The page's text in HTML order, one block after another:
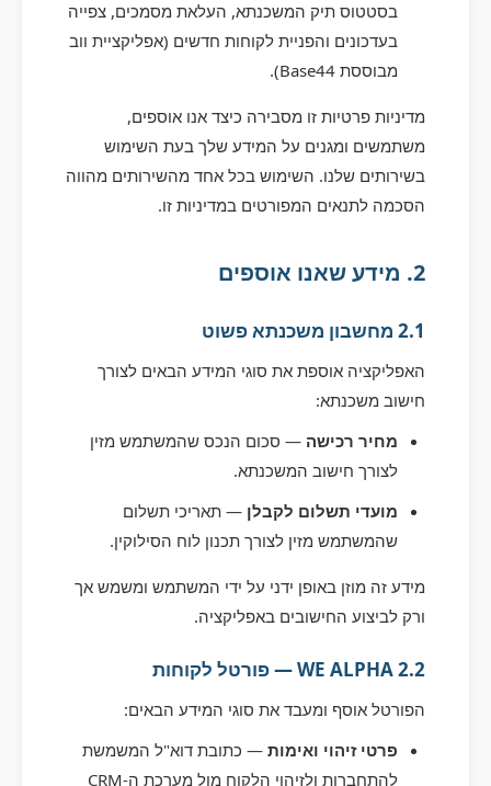
בסטטוס תיק המשכנתא, העלאת מסמכים, צפייה
בעדכונים והפניית לקוחות חדשים (אפליקציית ווב
מבוססת Base44).
מדיניות פרטיות זו מסבירה כיצד אנו אוספים,
משתמשים ומגנים על המידע שלך בעת השימוש
בשירותים שלנו. השימוש בכל אחד מהשירותים מהווה
הסכמה לתנאים המפורטים במדיניות זו.
2. מידע שאנו אוספים
2.1 מחשבון משכנתא פשוט
האפליקציה אוספת את סוגי המידע הבאים לצורך
חישוב משכנתא:
מחיר רכישה — סכום הנכס שהמשתמש מזין
לצורך חישוב המשכנתא.
מועדי תשלום לקבלן — תאריכי תשלום
שהמשתמש מזין לצורך תכנון לוח הסילוקין.
מידע זה מוזן באופן ידני על ידי המשתמש ומשמש אך
ורק לביצוע החישובים באפליקציה.
2.2 WE ALPHA — פורטל לקוחות
הפורטל אוסף ומעבד את סוגי המידע הבאים:
פרטי זיהוי ואימות — כתובת דוא"ל המשמשת
להתחברות ולזיהוי הלקוח מול מערכת ה-CRM